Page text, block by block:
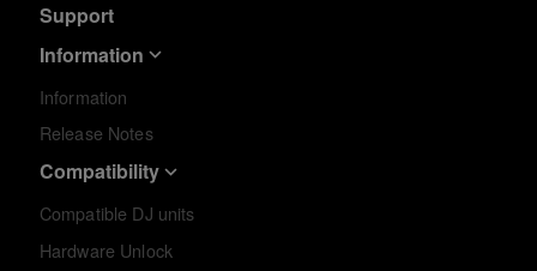
Support
Information
Information
Release Notes
Compatibility
Compatible DJ units
Hardware Unlock